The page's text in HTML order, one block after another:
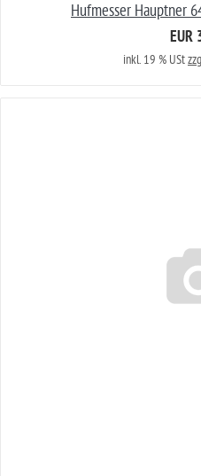
Hufmesser Hauptner
EUR
inkl. 19 % USt